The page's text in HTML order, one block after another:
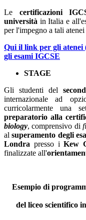
Le certificazioni
università in Italia e
per l'impegno a tali atenei
Qui il link per gli atenei
gli esami IGCSE
STAGE
Gli studenti del
internazionale ad
curricolarmente una
preparatorio alla
biology, comprensivo di
alsuperamento degli
Londra presso iKew
finalizzate all'
Esempio di
del liceo scientifico